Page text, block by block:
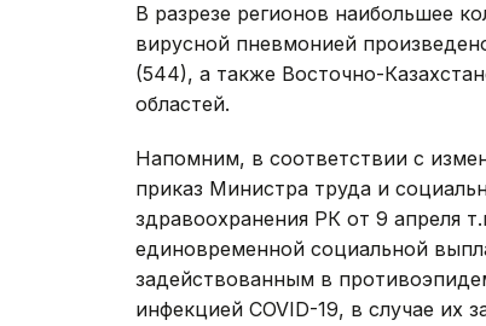
В разрезе регионов наибольшее
вирусной пневмонией
(544), а также Восточно-
областей.
Напомним, в соответствии с
приказ Министра труда и
здравоохранения РК от 9 апреля
единовременной социальной
задействованным в
инфекцией COVID-19, в случае их